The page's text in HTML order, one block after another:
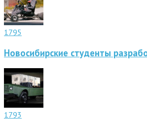
1795
Новосибирские студенты
1793